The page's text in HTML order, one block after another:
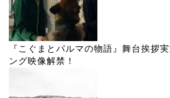
『こぐまとパルマの物語』舞台挨拶
ング映像解禁！